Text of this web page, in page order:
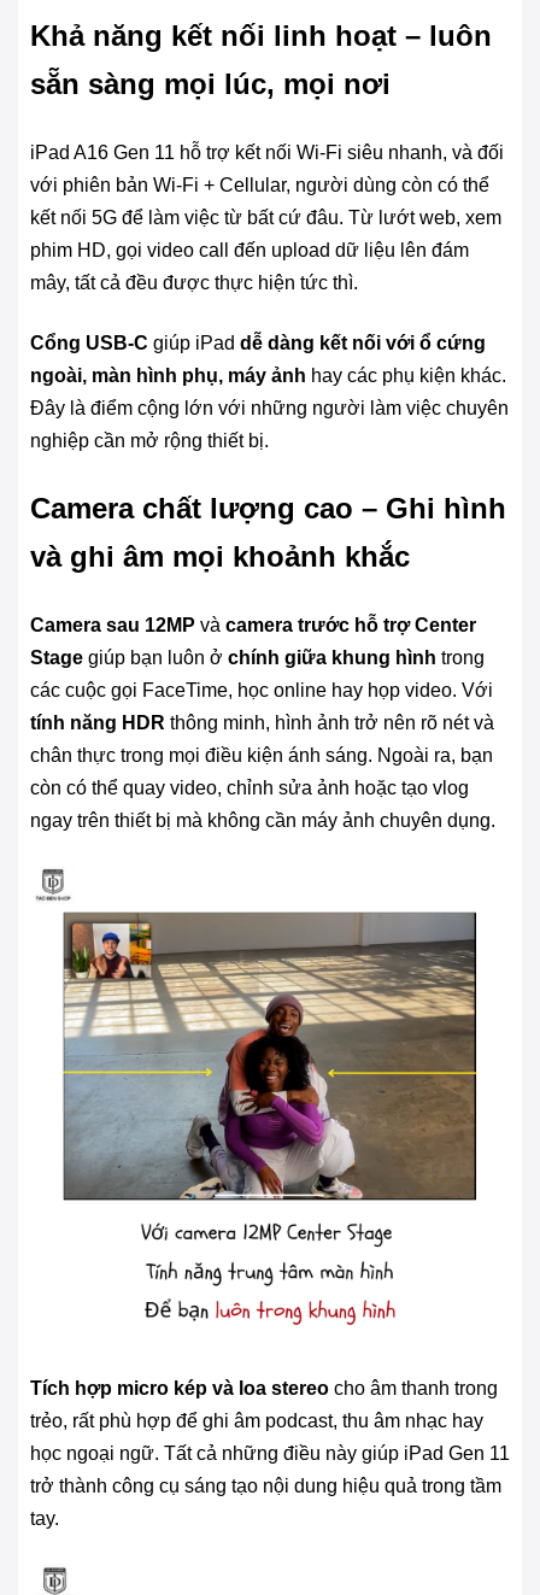
Khả năng kết nối linh hoạt – luôn
sẵn sàng mọi lúc, mọi nơi
iPad A16 Gen 11 hỗ trợ kết nối Wi-Fi siêu nhanh, và đối
với phiên bản Wi-Fi + Cellular, người dùng còn có thể
kết nối 5G để làm việc từ bất cứ đâu. Từ lướt web, xem
phim HD, gọi video call đến upload dữ liệu lên đám
mây, tất cả đều được thực hiện tức thì.
Cổng USB-C giúp iPad dễ dàng kết nối với ổ cứng
ngoài, màn hình phụ, máy ảnh hay các phụ kiện khác.
Đây là điểm cộng lớn với những người làm việc chuyên
nghiệp cần mở rộng thiết bị.
Camera chất lượng cao – Ghi hình
và ghi âm mọi khoảnh khắc
Camera sau 12MP và camera trước hỗ trợ Center
Stage giúp bạn luôn ở chính giữa khung hình trong
các cuộc gọi FaceTime, học online hay họp video. Với
tính năng HDR thông minh, hình ảnh trở nên rõ nét và
chân thực trong mọi điều kiện ánh sáng. Ngoài ra, bạn
còn có thể quay video, chỉnh sửa ảnh hoặc tạo vlog
ngay trên thiết bị mà không cần máy ảnh chuyên dụng.
Tích hợp micro kép và loa stereo cho âm thanh trong
trẻo, rất phù hợp để ghi âm podcast, thu âm nhạc hay
học ngoại ngữ. Tất cả những điều này giúp iPad Gen 11
trở thành công cụ sáng tạo nội dung hiệu quả trong tầm
tay.